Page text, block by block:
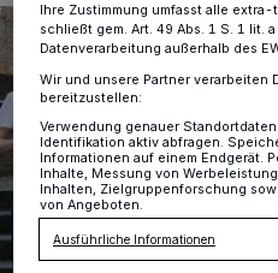
Ihre Zustimmung umfasst alle
schließt gem. Art. 49 Abs. 1 S. 1 lit.
Datenverarbeitung außerhalb des
Wir und unsere Partner verarbeiten
bereitzustellen:
Verwendung genauer
Identifikation aktiv abfragen.
Informationen auf einem Endgerät.
Inhalte, Messung von
Inhalten, Zielgruppenforschung
von Angeboten.
Ausführliche Informationen